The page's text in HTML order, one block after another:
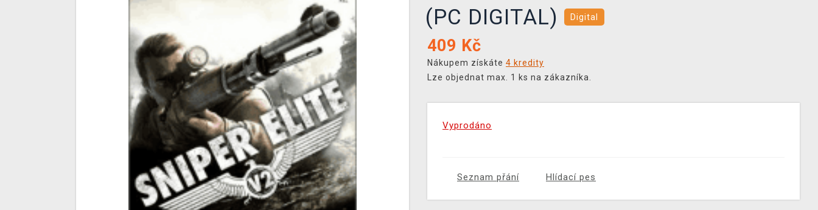
(PC DIGITAL)
Digital
409 Kč
Nákupem získáte 4 kredity
Lze objednat max. 1 ks na zákazníka.
Vyprodáno
Seznam přání Hlídací pes